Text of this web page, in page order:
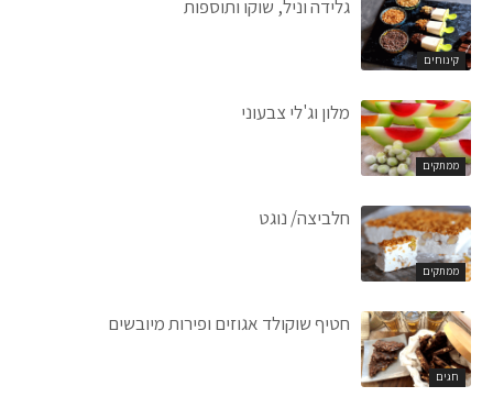
קינוחים
גלידה וניל, שוקו ותוספות
ממתקים
מלון וג'לי צבעוני
ממתקים
חלביצה/ נוגט
חגים
חטיף שוקולד אגוזים ופירות מיובשים